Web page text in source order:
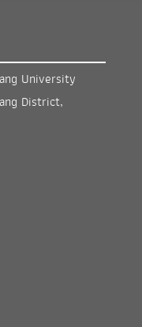
University
District,